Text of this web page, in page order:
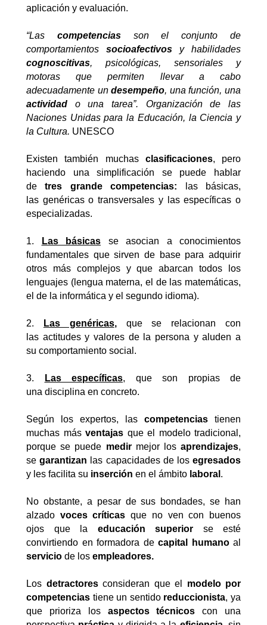
aplicación y evaluación.
“Las competencias son el conjunto de
comportamientos socioafectivos y habilidades
cognoscitivas, psicológicas, sensoriales y
motoras que permiten llevar a cabo
adecuadamente undesempeño, una función, una
actividad o una tarea”. Organización de las
Naciones Unidas para la Educación, la Ciencia y
la Cultura. UNESCO
Existen también muchas clasificaciones, pero
haciendo una simplificación se puede hablar
detres grande competencias: las básicas,
las genéricas o transversales y las específicas o
especializadas.
1. Las básicas se asocian a conocimientos
fundamentales que sirven de base para adquirir
otros más complejos y que abarcan todos los
lenguajes (lengua materna, el de las matemáticas,
el de la informática y el segundo idioma).
2. Las genéricas,que se relacionan con
las actitudes y valores de la persona y aluden a
su comportamiento social.
3. Las específicas, que son propias de
una disciplina en concreto.
Según los expertos, las competencias tienen
muchas más ventajas que el modelo tradicional,
porque se puede medir mejor losaprendizajes,
segarantizan las capacidades de losegresados
y les facilita su inserción en el ámbito laboral .
No obstante, a pesar de sus bondades, se han
alzado voces críticas que no ven con buenos
ojos que la educación superior se esté
convirtiendo en formadora de capital humano al
servicio de los empleadores.
Los detractores consideran que el modelo por
competencias tiene un sentido reduccionista, ya
que prioriza los aspectos técnicos con una